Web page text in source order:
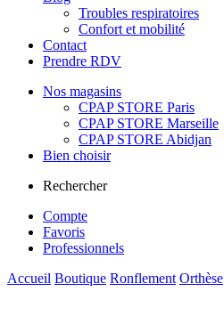
Troubles respiratoires
Confort et mobilité
Contact
Prendre RDV
Nos magasins
CPAP STORE Paris
CPAP STORE Marseille
CPAP STORE Abidjan
Bien choisir
Rechercher
Compte
Favoris
Professionnels
Accueil Boutique Ronflement Orthèse